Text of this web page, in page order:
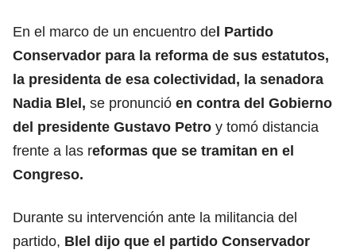
En el marco de un encuentro del Partido
Conservador para la reforma de sus estatutos,
la presidenta de esa colectividad, la senadora
Nadia Blel, se pronunció en contra del Gobierno
del presidente Gustavo Petro y tomó distancia
frente a las reformas que se tramitan en el
Congreso.
Durante su intervención ante la militancia del
partido, Blel dijo que el partido Conservador